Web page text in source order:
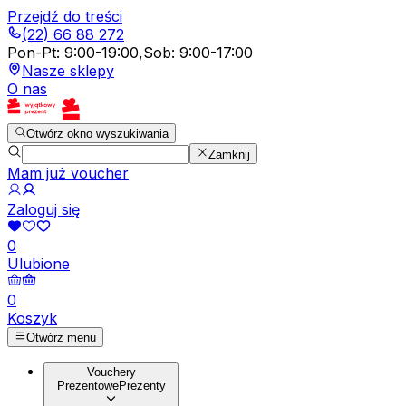
Przejdź do treści
(22) 66 88 272
Pon-Pt: 9:00-19:00,Sob: 9:00-17:00
Nasze sklepy
O nas
Otwórz okno wyszukiwania
Zamknij
Mam już voucher
Zaloguj się
0
Ulubione
0
Koszyk
Otwórz menu
Vouchery
PrezentowePrezenty